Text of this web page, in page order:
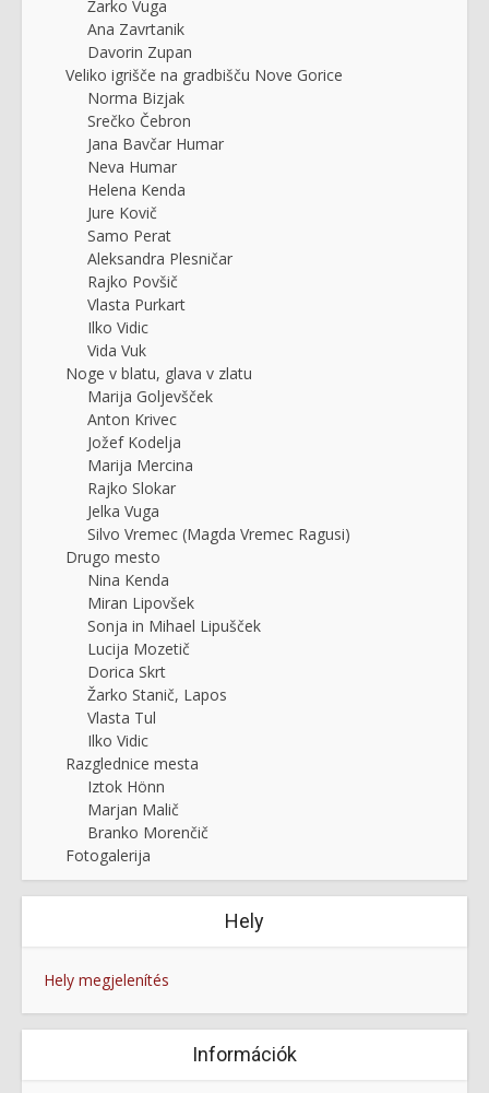
Žarko Vuga
Ana Zavrtanik
Davorin Zupan
Veliko igrišče na gradbišču Nove Gorice
Norma Bizjak
Srečko Čebron
Jana Bavčar Humar
Neva Humar
Helena Kenda
Jure Kovič
Samo Perat
Aleksandra Plesničar
Rajko Povšič
Vlasta Purkart
Ilko Vidic
Vida Vuk
Noge v blatu, glava v zlatu
Marija Goljevšček
Anton Krivec
Jožef Kodelja
Marija Mercina
Rajko Slokar
Jelka Vuga
Silvo Vremec (Magda Vremec Ragusi)
Drugo mesto
Nina Kenda
Miran Lipovšek
Sonja in Mihael Lipušček
Lucija Mozetič
Dorica Skrt
Žarko Stanič, Lapos
Vlasta Tul
Ilko Vidic
Razglednice mesta
Iztok Hönn
Marjan Malič
Branko Morenčič
Fotogalerija
Hely
Hely megjelenítés
Információk